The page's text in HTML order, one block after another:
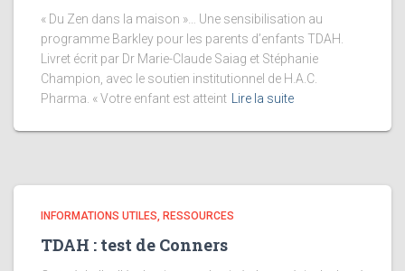
« Du Zen dans la maison »… Une sensibilisation au
programme Barkley pour les parents d’enfants TDAH.
Livret écrit par Dr Marie-Claude Saiag et Stéphanie
Champion, avec le soutien institutionnel de H.A.C.
Pharma. « Votre enfant est atteint
Lire la suite
INFORMATIONS UTILES, RESSOURCES
TDAH : test de Conners